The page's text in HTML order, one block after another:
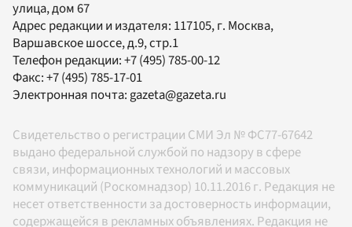
улица, дом 67
Адрес редакции и издателя: 117105, г. Москва,
Варшавское шоссе, д.9, стр.1
Телефон редакции:+7 (495) 785-00-12
Факс:+7 (495) 785-17-01
Электронная почта:gazeta@gazeta.ru
Свидетельство о регистрации СМИ Эл № ФС77-67642
выдано федеральной службой по надзору в сфере
связи, информационных технологий и массовых
коммуникаций (Роскомнадзор) 10.11.2016 г. Редакция не
несет ответственности за достоверность информации,
содержащейся в рекламных объявлениях. Редакция не